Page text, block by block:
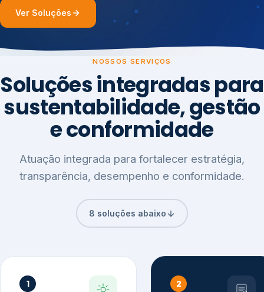
Ver Soluções
NOSSOS SERVIÇOS
Soluções integradas para
sustentabilidade, gestão
e conformidade
Atuação integrada para fortalecer estratégia,
transparência, desempenho e conformidade.
8 soluções abaixo
1 2